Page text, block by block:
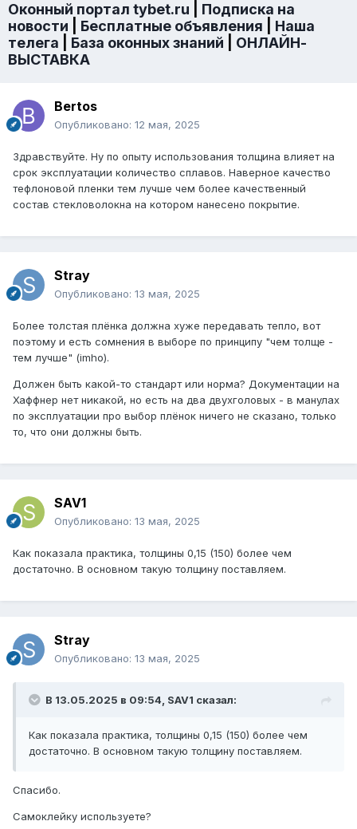
Оконный портал tybet.ru
Подписка на
новости
Бесплатные объявления
Наша
телега
База оконных знаний
ОНЛАЙН-
ВЫСТАВКА
Bertos
Опубликовано: 12 мая, 2025
Здравствуйте. Ну по опыту использования толщина влияет на
срок эксплуатации количество сплавов. Наверное качество
тефлоновой пленки тем лучше чем более качественный
состав стекловолокна на котором нанесено покрытие.
Stray
Опубликовано: 13 мая, 2025
Более толстая плёнка должна хуже передавать тепло, вот
поэтому и есть сомнения в выборе по принципу "чем толще -
тем лучше" (imho).
Должен быть какой-то стандарт или норма? Документации на
Хаффнер нет никакой, но есть на два двухголовых - в манулах
по эксплуатации про выбор плёнок ничего не сказано, только
то, что они должны быть.
SAV1
Опубликовано: 13 мая, 2025
Как показала практика, толщины 0,15 (150) более чем
достаточно. В основном такую толщину поставляем.
Stray
Опубликовано: 13 мая, 2025
В 13.05.2025 в 09:54, SAV1 сказал:
Как показала практика, толщины 0,15 (150) более чем
достаточно. В основном такую толщину поставляем.
Спасибо.
Самоклейку используете?